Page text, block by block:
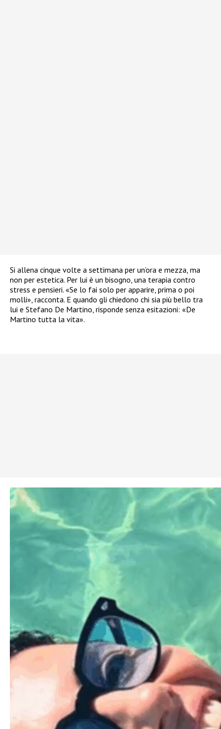
Si allena cinque volte a settimana per un’ora e mezza, ma
non per estetica. Per lui è un bisogno, una terapia contro
stress e pensieri. «Se lo fai solo per apparire, prima o poi
molli», racconta. E quando gli chiedono chi sia più bello tra
lui e Stefano De Martino, risponde senza esitazioni: «De
Martino tutta la vita».